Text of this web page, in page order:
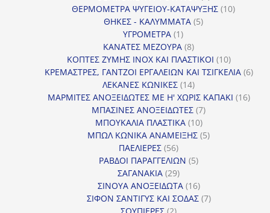
προϊόντα
ΘΕΡΜΟΜΕΤΡΑ ΨΥΓΕΙΟΥ-ΚΑΤΑΨΥΞΗΣ 1010
ΘΗΚΕΣ - ΚΑΛΥΜΜΑΤΑ 55
ΥΓΡΟΜΕΤΡΑ 11
προϊόν
ΚΑΝΑΤΕΣ ΜΕΖΟΥΡΑ 88
προϊόντα
ΚΟΠΤΕΣ ΖΥΜΗΣ INOX ΚΑΙ ΠΛΑΣΤΙΚΟΙ 1010
προϊόντα
ΚΡΕΜΑΣΤΡΕΣ, ΓΑΝΤΖΟΙ ΕΡΓΑΛΕΙΩΝ ΚΑΙ ΤΣΙΓΚΕΛΙΑ 66
ΛΕΚΑΝΕΣ ΚΩΝΙΚΕΣ 1414
προϊόντα
ΜΑΡΜΙΤΕΣ ΑΝΟΞΕΙΔΩΤΕΣ ΜΕ Η' ΧΩΡΙΣ ΚΑΠΑΚΙ 1616
ΜΠΑΣΙΝΕΣ ΑΝΟΞΕΙΔΩΤΕΣ 77
ΜΠΟΥΚΑΛΙΑ ΠΛΑΣΤΙΚΑ 1010
προϊόντα
ΜΠΩΛ ΚΩΝΙΚΑ ΑΝΑΜΕΙΞΗΣ 55
ΠΑΕΛΙΕΡΕΣ 5656
προϊόντα
ΡΑΒΔΟΙ ΠΑΡΑΓΓΕΛΙΩΝ 55
ΣΑΓΑΝΑΚΙΑ 2929
προϊόντα
ΣΙΝΟΥΑ ΑΝΟΞΕΙΔΩΤΑ 1616
προϊόντα
ΣΙΦΟΝ ΣΑΝΤΙΓΥΣ ΚΑΙ ΣΟΔΑΣ 77
ΣΟΥΠΙΕΡΕΣ 22